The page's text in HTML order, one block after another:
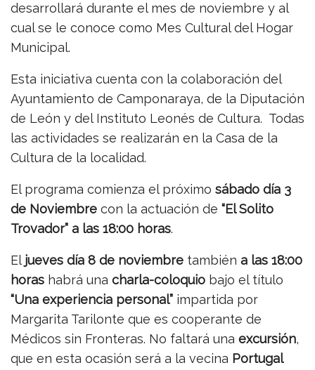
desarrollará durante el mes de noviembre y al
cual se le conoce como Mes Cultural del Hogar
Municipal.
Esta iniciativa cuenta con la colaboración del
Ayuntamiento de Camponaraya, de la Diputación
de León y del Instituto Leonés de Cultura. Todas
las actividades se realizarán en la Casa de la
Cultura de la localidad.
El programa comienza el próximo sábado día 3
de Noviembre con la actuación de “El Solito
Trovador” a las 18:00 horas.
Eljueves día 8 de noviembre también a las 18:00
horas habrá una charla-coloquio bajo el título
“Una experiencia personal” impartida por
Margarita Tarilonte que es cooperante de
Médicos sin Fronteras. No faltará una excursión,
que en esta ocasión será a la vecina Portugal